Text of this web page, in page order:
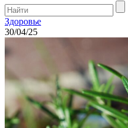
Здоровье
30/04/25